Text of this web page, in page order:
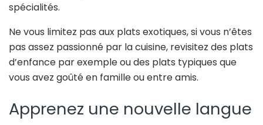
spécialités.
Ne vous limitez pas aux plats exotiques, si vous n’êtes
pas assez passionné par la cuisine, revisitez des plats
d’enfance par exemple ou des plats typiques que
vous avez goûté en famille ou entre amis.
Apprenez une nouvelle langue